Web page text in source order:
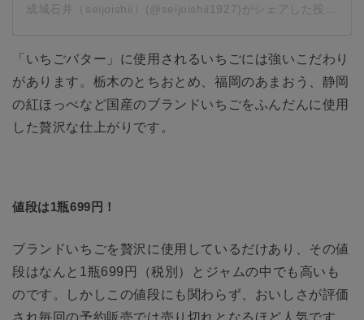
成城石井（seijoishii）(@seijoishii1927)がシェアした投稿
「いちごバター」に使用されるいちごには強いこだわり
があります。栃木のとちおとめ、福岡のあまおう、静岡
の紅ほっぺなど国産のブランドいちごをふんだんに使用
した贅沢な仕上がりです。
値段は1瓶699円！
ブランドいちごを贅沢に使用しているだけあり、その値
段はなんと1瓶699円（税別）とジャムの中でも高いも
のです。しかしこの値段にも関わらず、おいしさが評価